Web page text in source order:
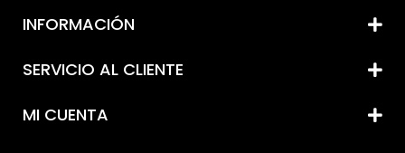
INFORMACIÓN
SERVICIO AL CLIENTE
MI CUENTA